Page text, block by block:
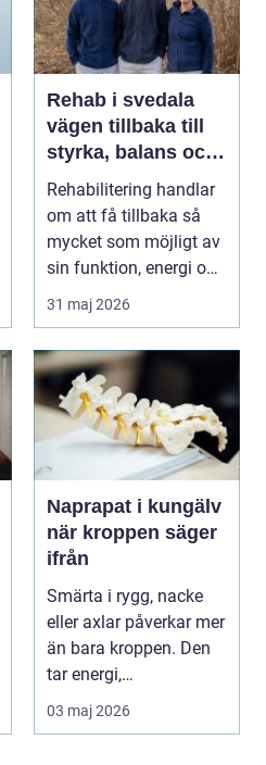
Rehab i svedala
vägen tillbaka till
styrka, balans och
vardag
Rehabilitering handlar
om att få tillbaka så
mycket som möjligt av
sin funktion, energi och
trygghet...
31 maj 2026
Naprapat i kungälv
när kroppen säger
ifrån
Smärta i rygg, nacke
eller axlar påverkar mer
än bara kroppen. Den
tar energi,
koncentration och lus...
03 maj 2026